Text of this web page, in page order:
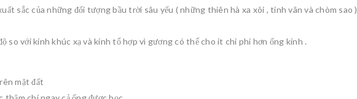
sắc của những đối tượng bầu trời sâu yếu ( những thiên hà xa xôi , tinh vân và chòm sao )
so với kính khúc xạ và kính tổ hợp vì gương có thể cho ít chi phí hơn ống kính .
mặt đất